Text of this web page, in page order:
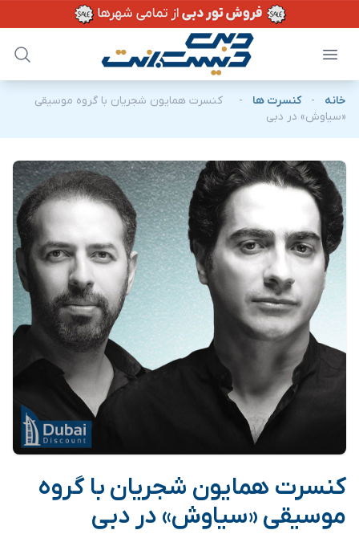
خانه - کنسرت ها -
کنسرت همایون شجریان با گروه موسیقی
«سیاوش» در دبی
کنسرت همایون شجریان با گروه
موسیقی «سیاوش» در دبی